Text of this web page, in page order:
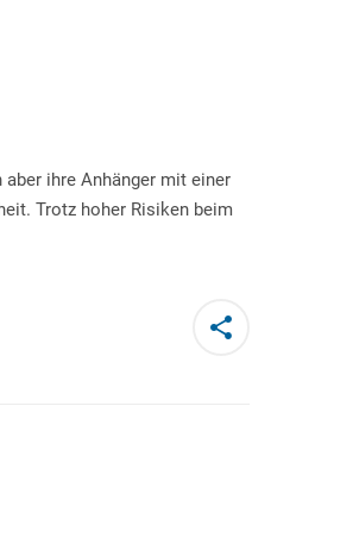
ihre Anhänger mit einer
Trotz hoher Risiken beim